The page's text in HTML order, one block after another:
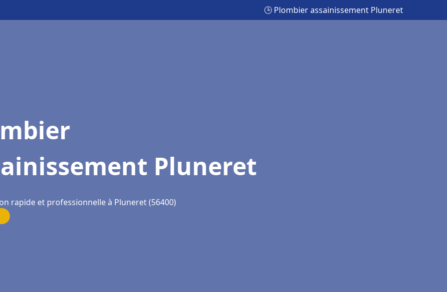
🕒 Plombier assainissement Pluneret
Pluneret
rapide et professionnelle à Pluneret (56400)